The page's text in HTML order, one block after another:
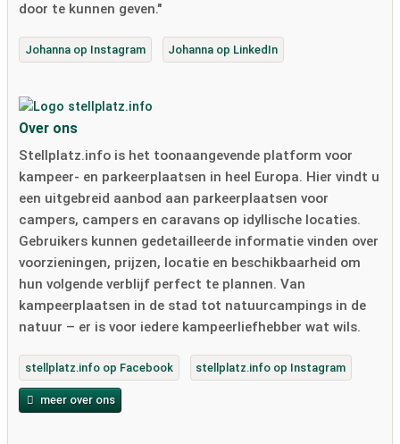
door te kunnen geven."
Johanna op Instagram Johanna op LinkedIn
Over ons
Stellplatz.info is het toonaangevende platform voor
kampeer- en parkeerplaatsen in heel Europa. Hier vindt u
een uitgebreid aanbod aan parkeerplaatsen voor
campers, campers en caravans op idyllische locaties.
Gebruikers kunnen gedetailleerde informatie vinden over
voorzieningen, prijzen, locatie en beschikbaarheid om
hun volgende verblijf perfect te plannen. Van
kampeerplaatsen in de stad tot natuurcampings in de
natuur – er is voor iedere kampeerliefhebber wat wils.
stellplatz.info op Facebook stellplatz.info op Instagram
meer over ons